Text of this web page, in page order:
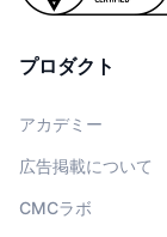
プロダクト
アカデミー
広告掲載について
CMCラボ